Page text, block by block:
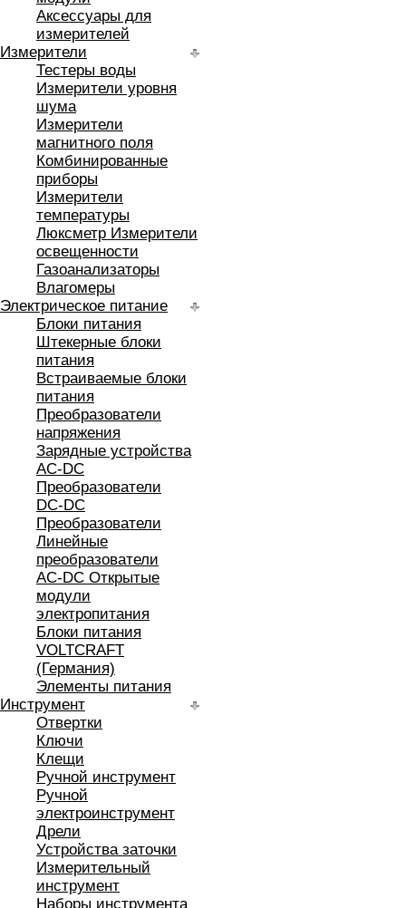
Аксессуары для
измерителей
Измерители
Тестеры воды
Измерители уровня
шума
Измерители
магнитного поля
Комбинированные
приборы
Измерители
температуры
Люксметр Измерители
освещенности
Газоанализаторы
Влагомеры
Электрическое питание
Блоки питания
Штекерные блоки
питания
Встраиваемые блоки
питания
Преобразователи
напряжения
Зарядные устройства
AC-DC
Преобразователи
DC-DC
Преобразователи
Линейные
преобразователи
AC-DC Открытые
модули
электропитания
Блоки питания
VOLTCRAFT
(Германия)
Элементы питания
Инструмент
Отвертки
Ключи
Клещи
Ручной инструмент
Ручной
электроинструмент
Дрели
Устройства заточки
Измерительный
инструмент
Наборы инструмента